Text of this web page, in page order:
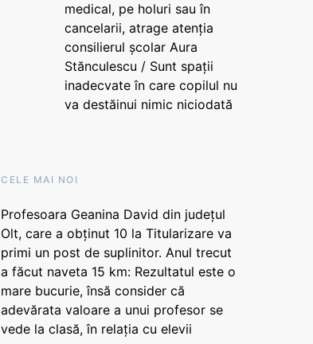
medical, pe holuri sau în
cancelarii, atrage atenția
consilierul școlar Aura
Stănculescu / Sunt spații
inadecvate în care copilul nu
va destăinui nimic niciodată
CELE MAI NOI
Profesoara Geanina David din județul
Olt, care a obținut 10 la Titularizare va
primi un post de suplinitor. Anul trecut
a făcut naveta 15 km: Rezultatul este o
mare bucurie, însă consider că
adevărata valoare a unui profesor se
vede la clasă, în relația cu elevii